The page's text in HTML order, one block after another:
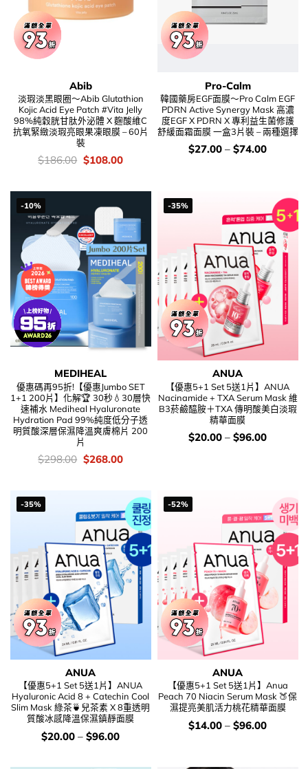
Abib
淡瑕淡黑眼圈～Abib Glutathion
Kojic Acid Eye Patch #Vita Jelly
98%純穀胱甘肽外泌體 X 麴酸維C
抗氧緊緻淡瑕亮眼果凍眼膜 – 60片
裝
價
$186.00 Original
$186.00.
$108.00Current
$108.00.
Pro-Calm
韓國藥房EGF面膜～Pro Calm EGF
PDRN Active Synergy Mask 高濃
度EGF X PDRN X 專利益生菌修護
舒緩面霜面膜 一盒3片裝 – 兩種選擇
價
$27.00 – $74.00
-10%
MEDIHEAL
優惠碼再95折!【優惠Jumbo SET
1+1 200片】化解🏆 30秒💧30層快
速補水 Mediheal Hyaluronate
Hydration Pad 99%純度低分子透
明質酸深層保濕降溫爽膚棉片 200
片
價
錢：
$298.00 Original
price
$268.00Current
-35%
ANUA
【優惠5+1 Set 5送1片】ANUA
Nacinamide + TXA Serum Mask 維
B3菸鹼醯胺＋TXA 傳明酸美白淡瑕
精華面膜
價
錢：
$20.00 – $96.00
-35%
ANUA
【優惠5+1 Set 5送1片】ANUA
Hyaluronic Acid 8 + Catechin Cool
Slim Mask 綠茶🍵兒茶素 X 8重透明
質酸冰感降溫保濕鎮靜面膜
價
錢：
$20.00 – $96.00
-52%
ANUA
【優惠5+1 Set 5送1片】Anua
Peach 70 Niacin Serum Mask 🍑保
濕提亮美肌活力桃花精華面膜
價
錢：
$14.00 – $96.00